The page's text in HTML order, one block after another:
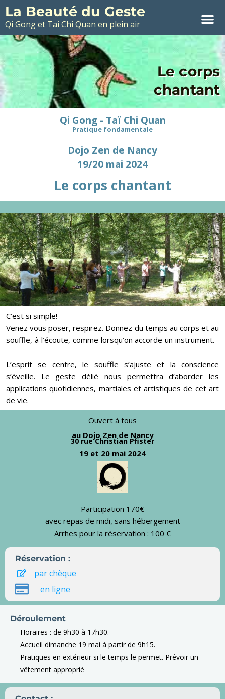
La Beauté du Geste
Qi Gong et Tai Chi Quan en plein air
Le corps
chantant
Qi Gong - Taï Chi Quan
Pratique fondamentale
Dojo Zen de Nancy
19/20 mai 2024
Le corps chantant
C’est si simple!
Venez vous poser, respirez. Donnez du temps au corps et au
souffle, à l’écoute, comme lorsqu’on accorde un instrument.
L’esprit se centre, le souffle s’ajuste et la conscience
s’éveille. Le geste délié nous permettra d’aborder les
applications quotidiennes, martiales et artistiques de cet art
de vie.
Ouvert à tous
au Dojo Zen de Nancy
30 rue Christian Pfister
19 et 20 mai 2024
Participation 170€
avec repas de midi, sans hébergement
Arrhes pour la réservation : 100 €
Réservation :
par chèque
en ligne
Déroulement
Horaires : de 9h30 à 17h30.
Accueil dimanche 19 mai à partir de 9h15.
Pratiques en extérieur si le temps le permet. Prévoir un
vêtement approprié